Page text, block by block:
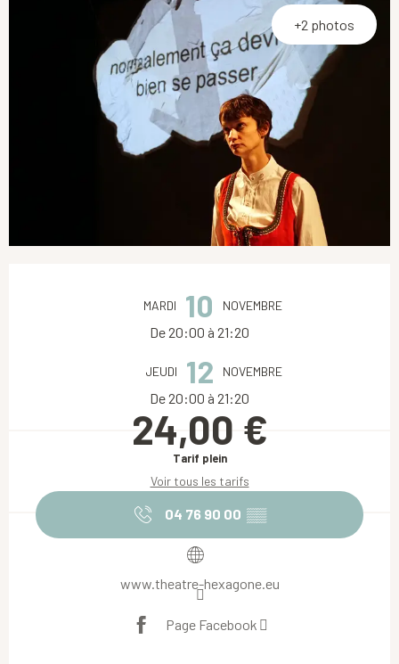
+2 photos
MARDI 10 NOVEMBRE
De 20:00 à 21:20
JEUDI 12 NOVEMBRE
De 20:00 à 21:20
24,00 €
Tarif plein
Voir tous les tarifs
04 76 90 00 ▒▒
www.theatre-hexagone.eu
Page Facebook